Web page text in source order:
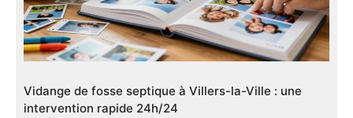
Vidange de fosse septique à Villers-la-Ville : une
intervention rapide 24h/24